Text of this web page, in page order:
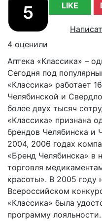
5 LIKE
4 оценили
Аптека «Классика» –
Сегодня под
«Классика» работает
Челябинской и
более двух тысяч
«Классика» признана
брендов Челябинска и
2004, 2006 годах
«Бренд Челябинска» в
торговля
красоты». В 2005 году
Всероссийском
«Классика» была
программу